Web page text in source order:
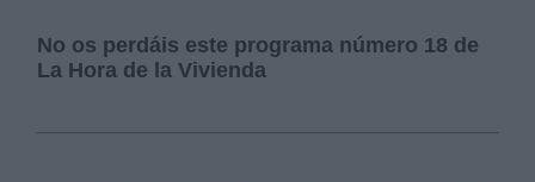
No os perdáis este programa número 18 de
La Hora de la Vivienda